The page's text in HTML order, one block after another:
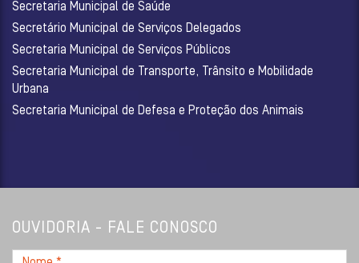
Secretaria Municipal de Saúde
Secretário Municipal de Serviços Delegados
Secretaria Municipal de Serviços Públicos
Secretaria Municipal de Transporte, Trânsito e Mobilidade
Urbana
Secretaria Municipal de Defesa e Proteção dos Animais
OUVIDORIA - FALE CONOSCO
Nome